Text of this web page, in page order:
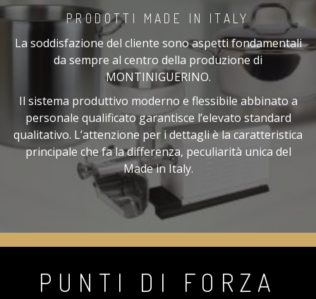
PRODOTTI MADE IN ITALY
La soddisfazione del cliente sono aspetti fondamentali
da sempre al centro della produzione di
MONTINIGUERINO.
Il sistema produttivo moderno e flessibile abbinato a
personale qualificato garantisce l’elevato standard
qualitativo. L’attenzione per i dettagli è la caratteristica
principale che fa la differenza, peculiarità unica del
Made in Italy.
PUNTI DI FORZA